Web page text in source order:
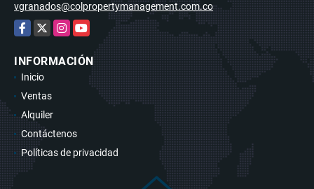
vgranados@colpropertymanagement.com.co
Facebook
X Instagram
YouTube
INFORMACIÓN
Inicio
Ventas
Alquiler
Contáctenos
Políticas de privacidad